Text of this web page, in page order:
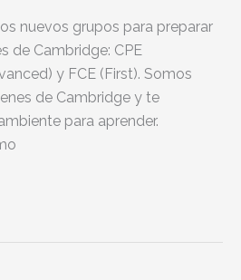
nuevos grupos para preparar
de Cambridge: CPE
y FCE (First). Somos
de Cambridge y te
para aprender.